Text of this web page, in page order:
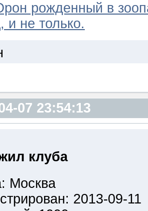
рожденный в
и не только.
07 23:54:13
клуба
Москва
2013-09-11